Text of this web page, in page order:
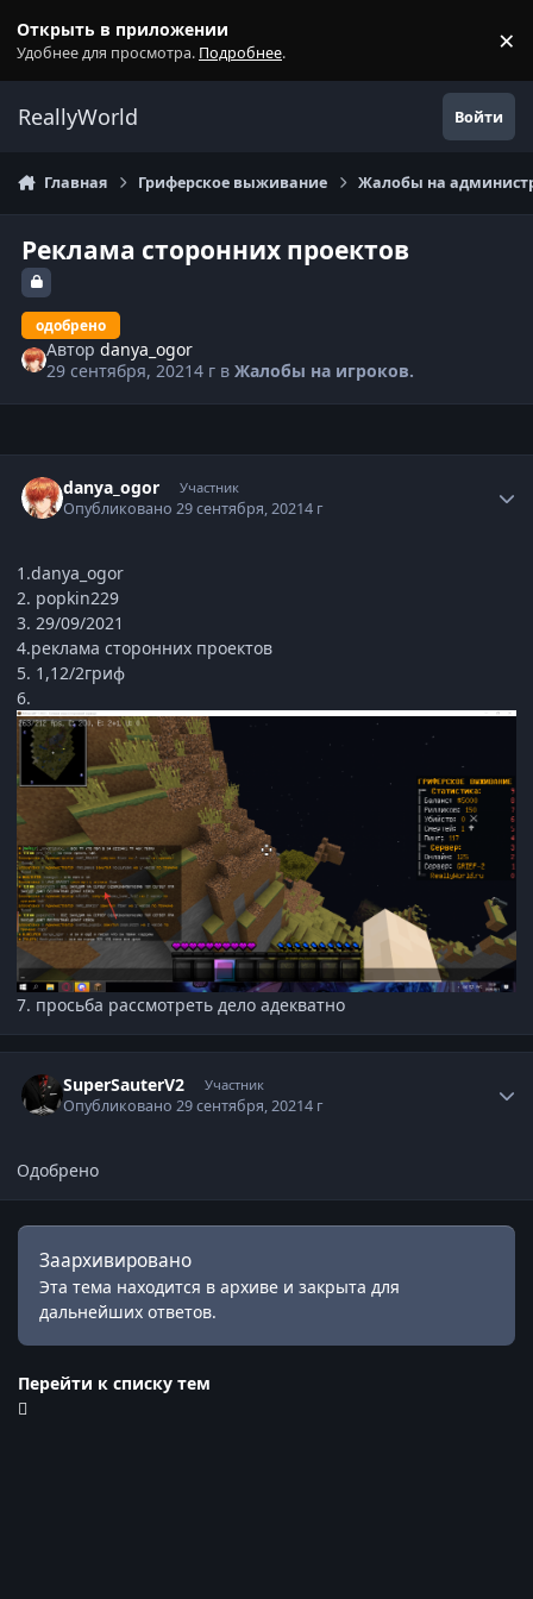
Открыть в приложении
Удобнее для просмотра. Подробнее. ×
ReallyWorld Войти
Главная Гриферское выживание Жалобы на
Реклама сторонних проектов
одобрено
Авторdanya_ogor
29 сентября, 20214 г вЖалобы на игроков.
danya_ogor Участник
Опубликовано29 сентября, 20214 г
1.danya_ogor
2. popkin229
3. 29/09/2021
4.реклама сторонних проектов
5. 1,12/2гриф
6.
7. просьба рассмотреть дело адекватно
SuperSauterV2 Участник
Опубликовано29 сентября, 20214 г
Одобрено
Заархивировано
Эта тема находится в архиве и закрыта для
дальнейших ответов.
Перейти к списку тем